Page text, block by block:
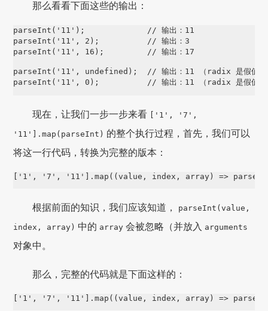
那么看看下面这些的输出：
parseInt('11');             // 输出：11
parseInt('11', 2);          // 输出：3
parseInt('11', 16);         // 输出：17
parseInt('11', undefined);  // 输出：11 （radix 是假值）
parseInt('11', 0);          // 输出：11 （radix 是假值）
现在，让我们一步一步来看 ['1', '7',
'11'].map(parseInt) 的整个执行过程，首先，我们可以
将这一行代码，转换为完整的版本：
['1', '7', '11'].map((value, index, array) =>
根据前面的知识，我们应该知道， parseInt(value,
index, array) 中的 array 会被忽略（并放入 arguments
对象中。
那么，完整的代码就是下面这样的：
['1', '7', '11'].map((value, index, array) =>